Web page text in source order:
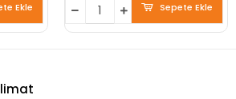
Ekle Sepete Ekle